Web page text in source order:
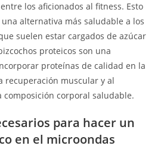
los aficionados al fitness. Esto
alternativa más saludable a los
suelen estar cargados de azúcar
proteicos son una
proteínas de calidad en la
recuperación muscular y al
corporal saludable.
para hacer un
en el microondas